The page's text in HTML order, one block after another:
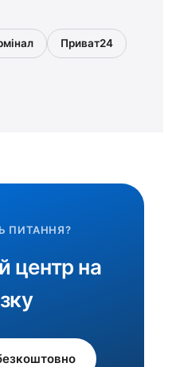
Приват24
ПИТАННЯ?
центр на